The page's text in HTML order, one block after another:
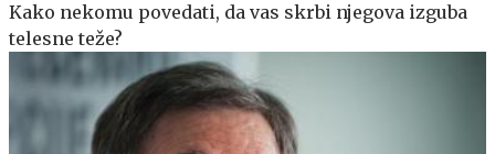
Kako nekomu povedati, da vas skrbi njegova izguba
telesne teže?